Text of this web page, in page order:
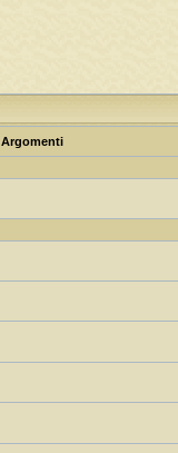
Argomenti